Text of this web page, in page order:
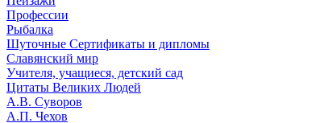
Профессии
Рыбалка
Шуточные Сертификаты и дипломы
Славянский мир
Учителя, учащиеся, детский сад
Цитаты Великих Людей
А.В. Суворов
А.П. Чехов